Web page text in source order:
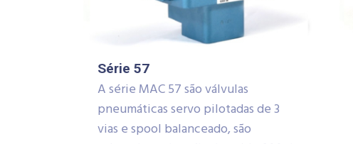
Série 57
A série MAC 57 são válvulas
pneumáticas servo pilotadas de 3
vias e spool balanceado, são